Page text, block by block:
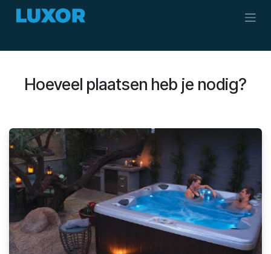
Overslaan naar inhoud
Hoeveel plaatsen heb je nodig?